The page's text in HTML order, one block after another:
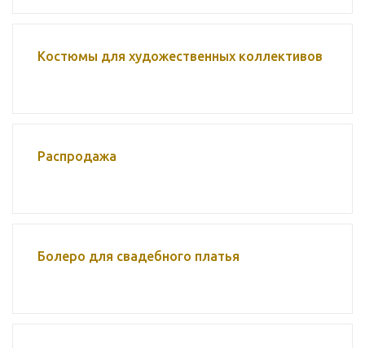
Костюмы для художественных коллективов
Распродажа
Болеро для свадебного платья